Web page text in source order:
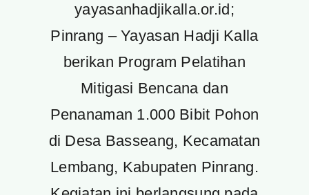
yayasanhadjikalla.or.id;
Pinrang – Yayasan Hadji Kalla
berikan Program Pelatihan
Mitigasi Bencana dan
Penanaman 1.000 Bibit Pohon
di Desa Basseang, Kecamatan
Lembang, Kabupaten Pinrang.